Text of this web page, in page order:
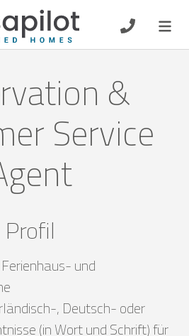
&
Service
Profil
und
, Deutsch- oder
(in Wort und Schrift) für